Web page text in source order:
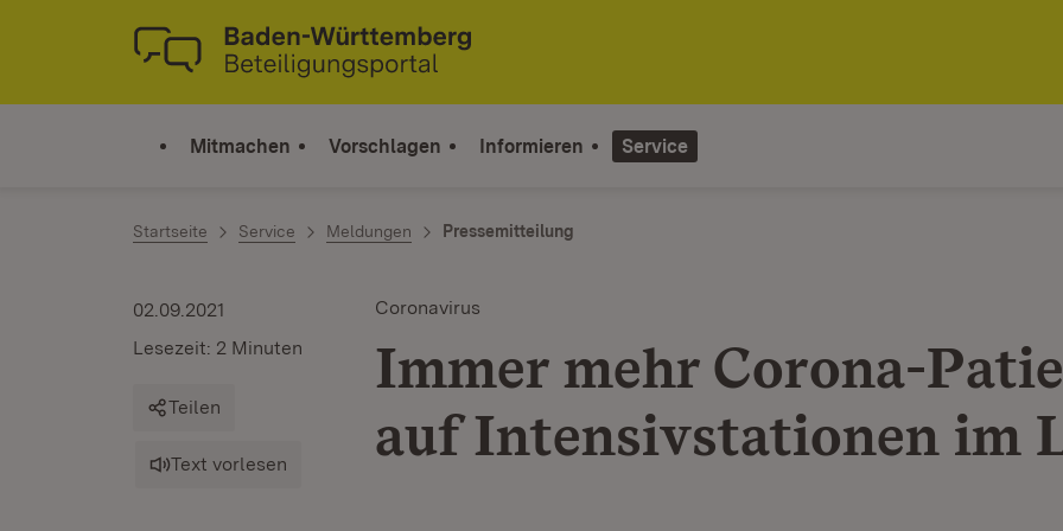
Zum Inhalt springen
Link zur Startseite
Mitmachen Vorschlagen Informieren Service
Startseite Service Meldungen Pressemitteilung
Coronavirus
Immer mehr Corona-
auf Intensivstationen im
02.09.2021
Lesezeit: 2 Minuten
Teilen
Text vorlesen